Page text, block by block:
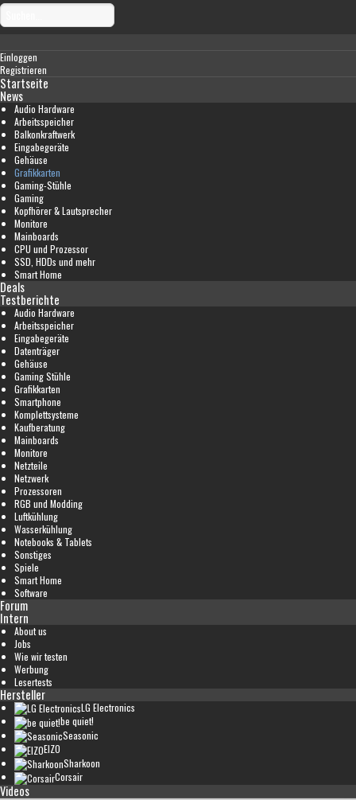
Einloggen
Registrieren
Startseite
News
Audio Hardware
Arbeitsspeicher
Balkonkraftwerk
Eingabegeräte
Gehäuse
Grafikkarten
Gaming-Stühle
Gaming
Kopfhörer & Lautsprecher
Monitore
Mainboards
CPU und Prozessor
SSD, HDDs und mehr
Smart Home
Deals
Testberichte
Audio Hardware
Arbeitsspeicher
Eingabegeräte
Datenträger
Gehäuse
Gaming Stühle
Grafikkarten
Smartphone
Komplettsysteme
Kaufberatung
Mainboards
Monitore
Netzteile
Netzwerk
Prozessoren
RGB und Modding
Luftkühlung
Wasserkühlung
Notebooks & Tablets
Sonstiges
Spiele
Smart Home
Software
Forum
Intern
About us
Jobs
Wie wir testen
Werbung
Lesertests
Hersteller
LG Electronics
be quiet!
Seasonic
EIZO
Sharkoon
Corsair
Videos